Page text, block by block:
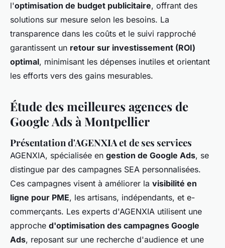
l'optimisation de budget publicitaire, offrant des
solutions sur mesure selon les besoins. La
transparence dans les coûts et le suivi rapproché
garantissent un retour sur investissement (ROI)
optimal, minimisant les dépenses inutiles et orientant
les efforts vers des gains mesurables.
Étude des meilleures agences de
Google Ads à Montpellier
Présentation d'AGENXIA et de ses services
AGENXIA, spécialisée en gestion de Google Ads, se
distingue par des campagnes SEA personnalisées.
Ces campagnes visent à améliorer la visibilité en
ligne pour PME, les artisans, indépendants, et e-
commerçants. Les experts d'AGENXIA utilisent une
approche d'optimisation des campagnes Google
Ads, reposant sur une recherche d'audience et une